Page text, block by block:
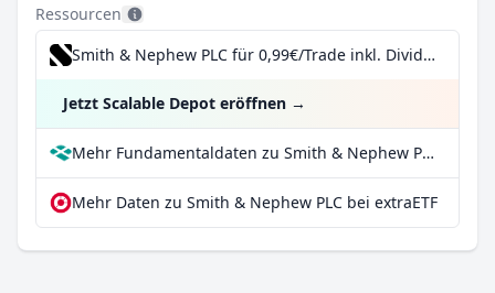
Ressourcen
Smith & Nephew PLC für 0,99€/Trade inkl. Dividend Reinvestment Plan
Jetzt Scalable Depot eröffnen →
Mehr Fundamentaldaten zu Smith & Nephew PLC bei Parqet
Mehr Daten zu Smith & Nephew PLC bei extraETF